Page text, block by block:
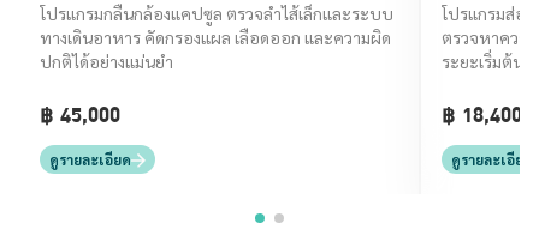
โปรแกรมกลืนกล้องแคปซูล ตรวจลำไส้เล็กและระบบ
ทางเดินอาหาร คัดกรองแผล เลือดออก และความผิด
ปกติได้อย่างแม่นยำ
฿ 45,000
ดูรายละเอียด
โปรแกรมส่อ
ตรวจหาควา
ระยะเริ่มต้น
฿ 18,400
ดูรายละเอียด